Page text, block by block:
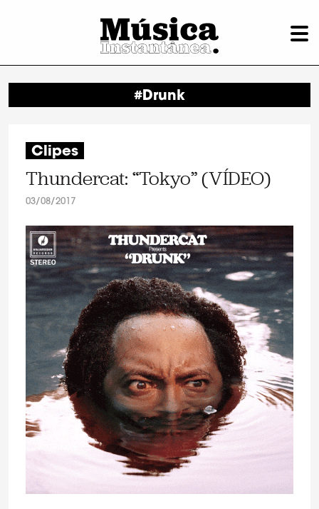
#Drunk
Clipes
Thundercat: “Tokyo” (VÍDEO)
03/08/2017